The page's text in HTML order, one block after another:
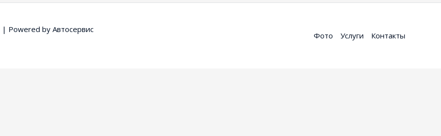
| Powered by Автосервис
Фото Услуги Контакты